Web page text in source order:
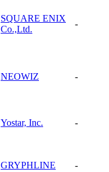
SQUARE ENIX
Co.,Ltd.
-
NEOWIZ -
Yostar, Inc. -
GRYPHLINE -